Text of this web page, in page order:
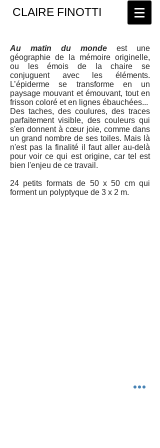
CLAIRE FINOTTI
Au matin du monde est une
géographie de la mémoire originelle,
ou les émois de la chaire se
conjuguent avec les éléments.
L’épiderme se transforme en un
paysage mouvant et émouvant, tout en
frisson coloré et en lignes ébauchées...
Des taches, des coulures, des traces
parfaitement visible, des couleurs qui
s'en donnent à cœur joie, comme dans
un grand nombre de ses toiles. Mais là
n'est pas la finalité il faut aller au-delà
pour voir ce qui est origine, car tel est
bien l'enjeu de ce travail.
24 petits formats de 50 x 50 cm qui
forment un polyptyque de 3 x 2 m.